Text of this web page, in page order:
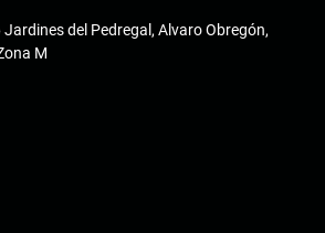
del Pedregal, Alvaro Obregón,
M